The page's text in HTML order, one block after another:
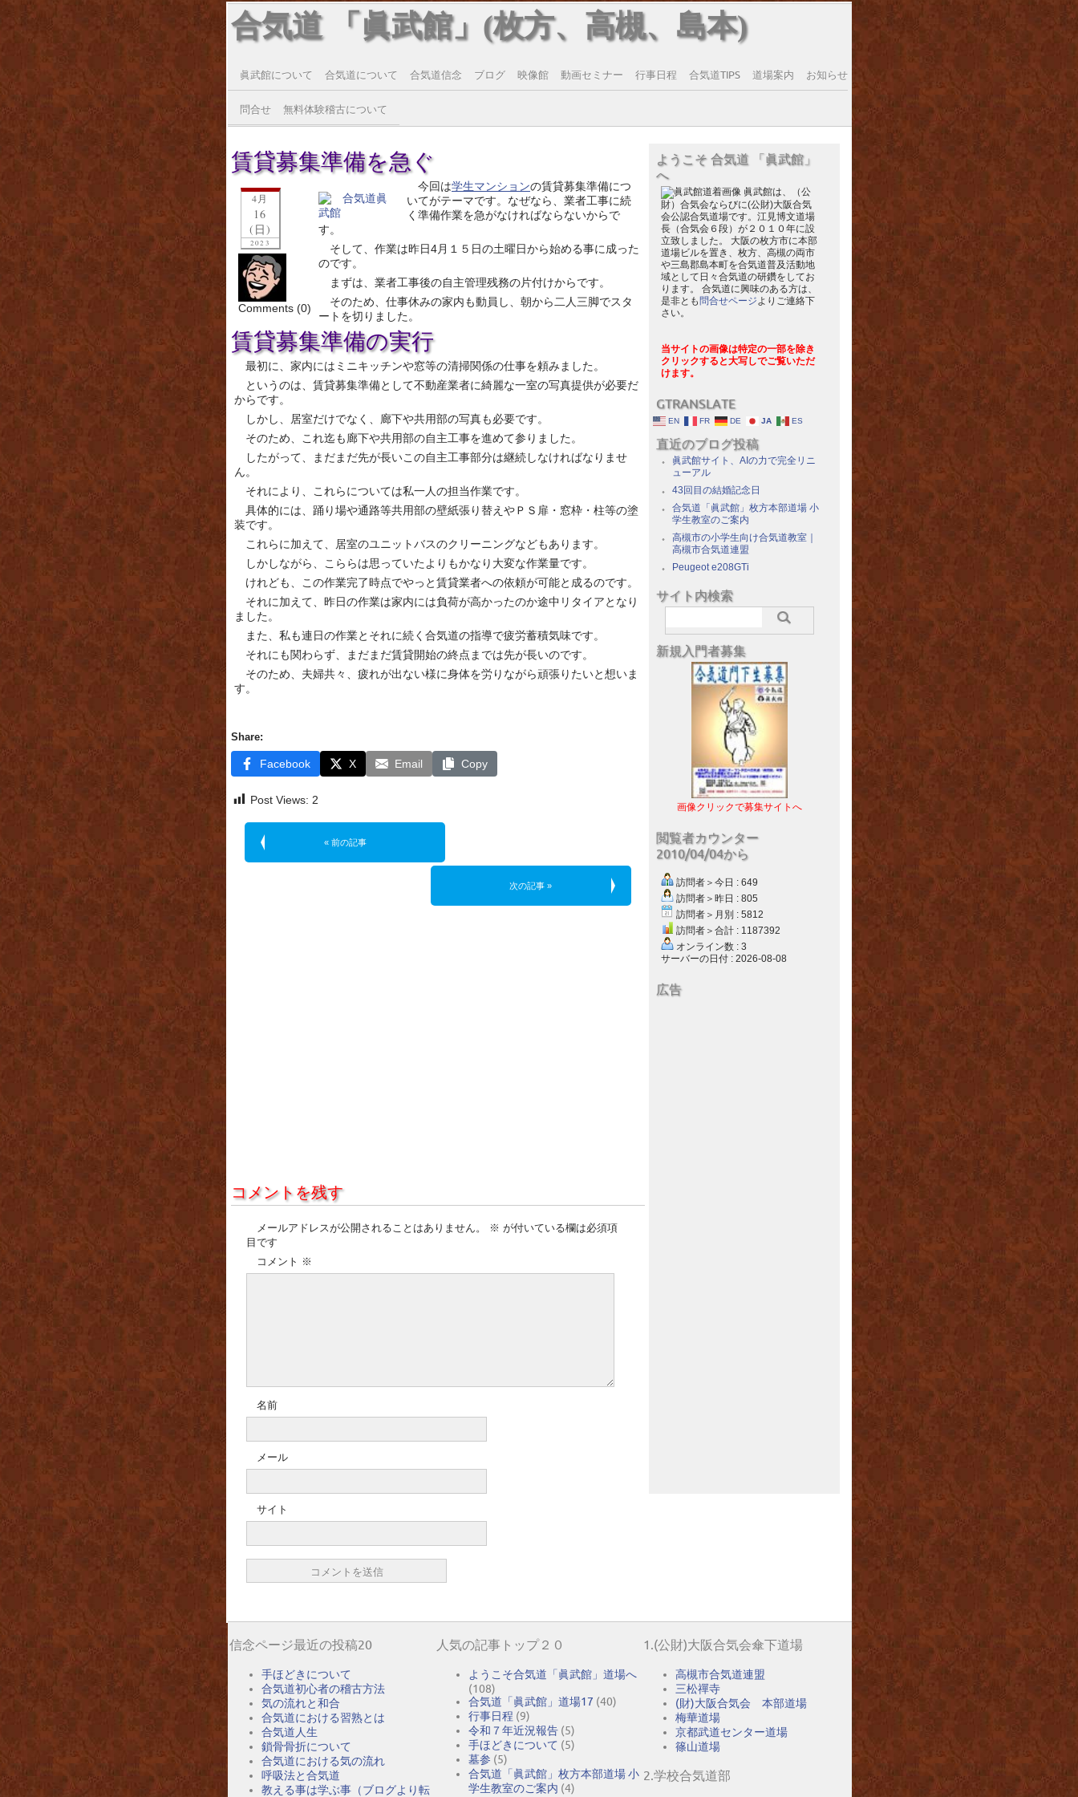
合気道 「眞武館」(枚方、高槻、島本)
眞武館について 合気道について 合気道信念 ブログ 映像館 動画セミナー 行事日程 合気道TIPS 道場案内 お知らせ
問合せ 無料体験稽古について
賃貸募集準備を急ぐ
4月
16
(日)
2023
Comments (0)
今回は学生マンションの賃貸募集準備につ
いてがテーマです。なぜなら、業者工事に続
く準備作業を急がなければならないからで
す。
そして、作業は昨日4月１５日の土曜日から始める事に成った
のです。
まずは、業者工事後の自主管理残務の片付けからです。
そのため、仕事休みの家内も動員し、朝から二人三脚でスタ
ートを切りました。
賃貸募集準備の実行
最初に、家内にはミニキッチンや窓等の清掃関係の仕事を頼みました。
というのは、賃貸募集準備として不動産業者に綺麗な一室の写真提供が必要だ
からです。
しかし、居室だけでなく、廊下や共用部の写真も必要です。
そのため、これ迄も廊下や共用部の自主工事を進めて参りました。
したがって、まだまだ先が長いこの自主工事部分は継続しなければなりませ
ん。
それにより、これらについては私一人の担当作業です。
具体的には、踊り場や通路等共用部の壁紙張り替えやＰＳ扉・窓枠・柱等の塗
装です。
これらに加えて、居室のユニットバスのクリーニングなどもあります。
しかしながら、こららは思っていたよりもかなり大変な作業量です。
けれども、この作業完了時点でやっと賃貸業者への依頼が可能と成るのです。
それに加えて、昨日の作業は家内には負荷が高かったのか途中リタイアとなり
ました。
また、私も連日の作業とそれに続く合気道の指導で疲労蓄積気味です。
それにも関わらず、まだまだ賃貸開始の終点までは先が長いのです。
そのため、夫婦共々、疲れが出ない様に身体を労りながら頑張りたいと想いま
す。
Share:
Facebook X Email Copy
Post Views: 2
« 前の記事
次の記事 »
コメントを残す
メールアドレスが公開されることはありません。 ※ が付いている欄は必須項
目です
コメント ※
名前
メール
サイト
ようこそ 合気道 「眞武館」
へ
眞武館は、（公
財）合気会ならびに(公財)大阪合気
会公認合気道場です。江見博文道場
長（合気会６段）が２０１０年に設
立致しました。 大阪の枚方市に本部
道場ビルを置き、枚方、高槻の両市
や三島郡島本町を合気道普及活動地
域として日々合気道の研鑽をしてお
ります。 合気道に興味のある方は、
是非とも 問合せページよりご連絡下
さい。
当サイトの画像は特定の一部を除き
クリックすると大写しでご覧いただ
けます。
GTRANSLATE
EN FR DE JA ES
直近のブログ投稿
眞武館サイト、AIの力で完全リニ
ューアル
43回目の結婚記念日
合気道「眞武館」枚方本部道場 小
学生教室のご案内
高槻市の小学生向け合気道教室｜
高槻市合気道連盟
Peugeot e208GTi
サイト内検索
新規入門者募集
画像クリックで募集サイトへ
閲覧者カウンター
2010/04/04から
訪問者＞今日 : 649
訪問者＞昨日 : 805
訪問者＞月別 : 5812
訪問者＞合計 : 1187392
オンライン数 : 3
サーバーの日付 : 2026-08-08
広告
信念ページ最近の投稿20
手ほどきについて
合気道初心者の稽古方法
気の流れと和合
合気道における習熟とは
合気道人生
鎖骨骨折について
合気道における気の流れ
呼吸法と合気道
教える事は学ぶ事（ブログより転
人気の記事トップ２０
ようこそ合気道「眞武館」道場へ
(108)
合気道「眞武館」道場17 (40)
行事日程 (9)
令和７年近況報告 (5)
手ほどきについて (5)
墓参 (5)
合気道「眞武館」枚方本部道場 小
学生教室のご案内 (4)
1.(公財)大阪合気会傘下道場
高槻市合気道連盟
三松禪寺
(財)大阪合気会 本部道場
梅華道場
京都武道センター道場
篠山道場
2.学校合気道部